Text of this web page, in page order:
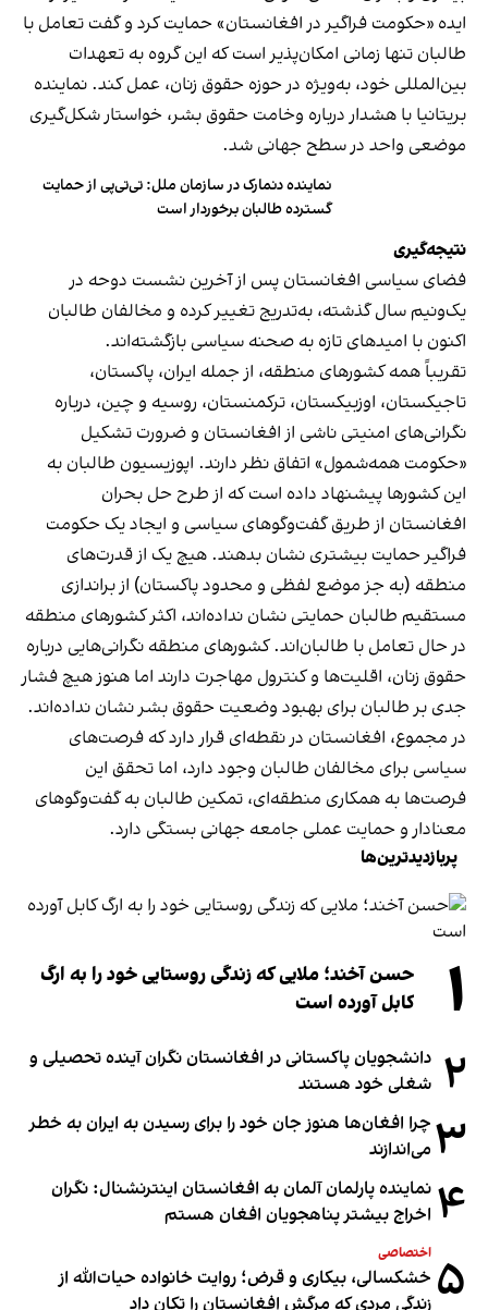
ایده «حکومت فراگیر در افغانستان» حمایت کرد و گفت تعامل با
طالبان تنها زمانی امکان‌پذیر است که این گروه به تعهدات
بین‌المللی خود، به‌ویژه در حوزه حقوق زنان، عمل کند. نماینده
بریتانیا با هشدار درباره وخامت حقوق بشر، خواستار شکل‌گیری
موضعی واحد در سطح جهانی شد.
نماینده دنمارک در سازمان ملل: تی‌تی‌پی از حمایت
گسترده طالبان برخوردار است
نتیجه‌گیری
فضای سیاسی افغانستان پس از آخرین نشست دوحه در
یک‌ونیم سال گذشته، به‌تدریج تغییر کرده و مخالفان طالبان
اکنون با امیدهای تازه به صحنه سیاسی بازگشته‌اند.
تقریباً همه کشورهای منطقه، از جمله ایران، پاکستان،
تاجیکستان، اوزبیکستان، ترکمنستان، روسیه و چین، درباره
نگرانی‌های امنیتی ناشی از افغانستان و ضرورت تشکیل
«حکومت همه‌شمول» اتفاق نظر دارند. اپوزیسیون طالبان به
این کشورها پیشنهاد داده است که از طرح حل بحران
افغانستان از طریق گفت‌وگوهای سیاسی و ایجاد یک حکومت
فراگیر حمایت بیشتری نشان بدهند. هیچ یک از قدرت‌های
منطقه (به جز موضع لفظی و محدود پاکستان) از براندازی
مستقیم طالبان حمایتی نشان نداده‌اند، اکثر کشورهای منطقه
در حال تعامل با طالبان‌اند. کشورهای منطقه نگرانی‌هایی درباره
حقوق زنان، اقلیت‌ها و کنترول مهاجرت دارند اما هنوز هیچ فشار
جدی بر طالبان برای بهبود وضعیت حقوق بشر نشان نداده‌اند.
در مجموع، افغانستان در نقطه‌ای قرار دارد که فرصت‌های
سیاسی برای مخالفان طالبان وجود دارد، اما تحقق این
فرصت‌ها به همکاری منطقه‌ای، تمکین طالبان به گفت‌وگوهای
معنادار و حمایت عملی جامعه جهانی بستگی دارد.
پربازدیدترین‌ها
۱
حسن آخند؛ ملایی که زندگی روستایی خود را به ارگ
کابل آورده است
۲ دانشجویان پاکستانی در افغانستان نگران آینده تحصیلی و
شغلی خود هستند
۳ چرا افغان‌ها هنوز جان خود را برای رسیدن به ایران به خطر
می‌اندازند
۴ نماینده پارلمان آلمان به افغانستان اینترنشنال: نگران
اخراج بیشتر پناهجویان افغان هستم
۵ اختصاصی
خشکسالی، بیکاری و قرض؛ روایت خانواده حیات‌الله از
زندگی مردی که مرگش افغانستان را تکان داد